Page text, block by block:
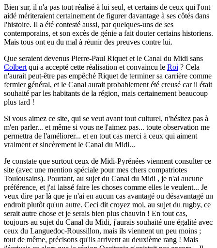
Bien sur, il n'a pas tout réalisé à lui seul, et certains de ceux qui l'ont
aidé mériteraient certainement de figurer davantage à ses côtés dans
l'histoire. Il a été contesté aussi, par quelques-uns de ses
contemporains, et son excès de génie a fait douter certains historiens.
Mais tous ont eu du mal à réunir des preuves contre lui.
Que seraient devenus Pierre-Paul Riquet et le Canal du Midi sans
Colbert qui a accepté cette réalisation et convaincu le Roi ? Cela
n'aurait peut-être pas empêché Riquet de terminer sa carrière comme
fermier général, et le Canal aurait probablement été creusé car il était
souhaité par les habitants de la région, mais certainement beaucoup
plus tard !
Si vous aimez ce site, qui se veut avant tout culturel, n'hésitez pas à
m'en parler... et même si vous ne l'aimez pas... toute observation me
permettra de l'améliorer... et en tout cas merci à ceux qui aiment
vraiment et sincèrement le Canal du Midi...
Je constate que surtout ceux de Midi-Pyrénées viennent consulter ce
site (avec une mention spéciale pour mes chers compatriotes
Toulousains). Pourtant, au sujet du Canal du Midi , je n'ai aucune
préférence, et j'ai laissé faire les choses comme elles le veulent... Je
veux dire par là que je n'ai en aucun cas avantagé ou désavantagé un
endroit plutôt qu'un autre. Ceci dit croyez moi, au sujet du rugby, ce
serait autre chose et je serais bien plus chauvin ! En tout cas,
toujours au sujet du Canal du Midi, j'aurais souhaité une égalité avec
ceux du Languedoc-Roussillon, mais ils viennent un peu moins ;
tout de même, précisons qu'ils arrivent au deuxième rang ! Mais